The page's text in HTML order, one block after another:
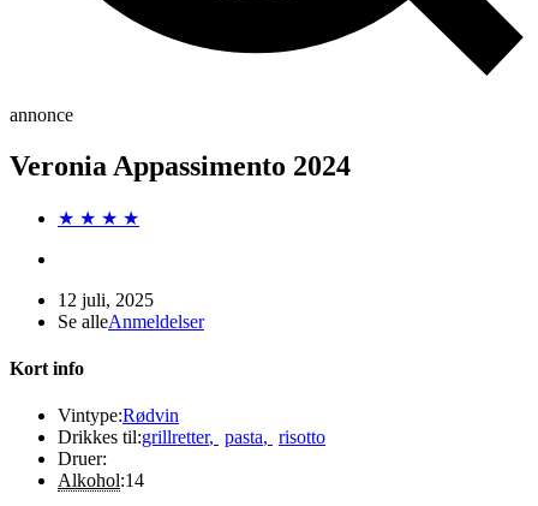
annonce
Veronia Appassimento 2024
★ ★ ★ ★
12 juli, 2025
Se alleAnmeldelser
Kort info
Vintype:Rødvin
Drikkes til:grillretter, pasta, risotto
Druer:
Alkohol:14